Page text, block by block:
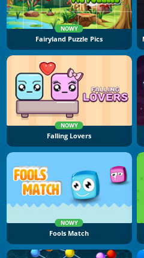
NOWY
Fairyland Puzzle Pics
NOWY
Falling Lovers
NOWY
Fools Match